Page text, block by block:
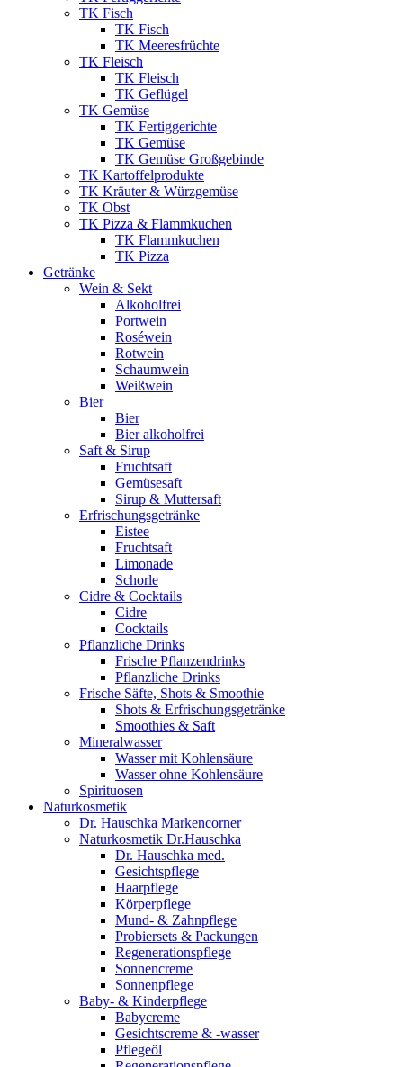
TK Fisch
TK Fisch
TK Meeresfrüchte
TK Fleisch
TK Fleisch
TK Geflügel
TK Gemüse
TK Fertiggerichte
TK Gemüse
TK Gemüse Großgebinde
TK Kartoffelprodukte
TK Kräuter & Würzgemüse
TK Obst
TK Pizza & Flammkuchen
TK Flammkuchen
TK Pizza
Getränke
Wein & Sekt
Alkoholfrei
Portwein
Roséwein
Rotwein
Schaumwein
Weißwein
Bier
Bier
Bier alkoholfrei
Saft & Sirup
Fruchtsaft
Gemüsesaft
Sirup & Muttersaft
Erfrischungsgetränke
Eistee
Fruchtsaft
Limonade
Schorle
Cidre & Cocktails
Cidre
Cocktails
Pflanzliche Drinks
Frische Pflanzendrinks
Pflanzliche Drinks
Frische Säfte, Shots & Smoothie
Shots & Erfrischungsgetränke
Smoothies & Saft
Mineralwasser
Wasser mit Kohlensäure
Wasser ohne Kohlensäure
Spirituosen
Naturkosmetik
Dr. Hauschka Markencorner
Naturkosmetik Dr.Hauschka
Dr. Hauschka med.
Gesichtspflege
Haarpflege
Körperpflege
Mund- & Zahnpflege
Probiersets & Packungen
Regenerationspflege
Sonnencreme
Sonnenpflege
Baby- & Kinderpflege
Babycreme
Gesichtscreme & -wasser
Pflegeöl